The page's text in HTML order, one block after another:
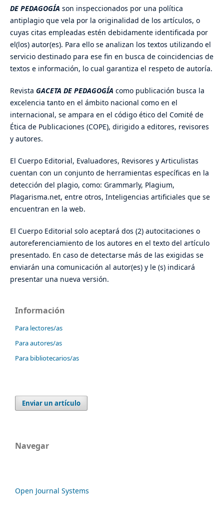
DE PEDAGOGÍA son inspeccionados por una política
antiplagio que vela por la originalidad de los artículos, o
cuyas citas empleadas estén debidamente identificada por
el(los) autor(es). Para ello se analizan los textos utilizando el
servicio destinado para ese fin en busca de coincidencias de
textos e información, lo cual garantiza el respeto de autoría.
Revista GACETA DE PEDAGOGÍA como publicación busca la
excelencia tanto en el ámbito nacional como en el
internacional, se ampara en el código ético del Comité de
Ética de Publicaciones (COPE), dirigido a editores, revisores
y autores.
El Cuerpo Editorial, Evaluadores, Revisores y Articulistas
cuentan con un conjunto de herramientas específicas en la
detección del plagio, como: Grammarly, Plagium,
Plagarisma.net, entre otros, Inteligencias artificiales que se
encuentran en la web.
El Cuerpo Editorial solo aceptará dos (2) autocitaciones o
autoreferenciamiento de los autores en el texto del artículo
presentado. En caso de detectarse más de las exigidas se
enviarán una comunicación al autor(es) y le (s) indicará
presentar una nueva versión.
Información
Para lectores/as
Para autores/as
Para bibliotecarios/as
Enviar un artículo
Navegar
Open Journal Systems